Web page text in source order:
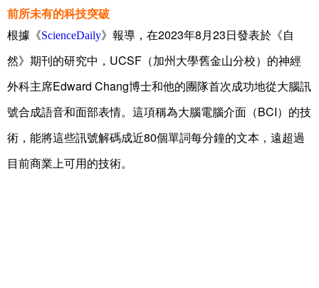
前所未有的科技突破
根據《ScienceDaily》報導，在2023年8 月 23 日發表於《自
然》期刊的研究中， UCSF （加州大學舊金山分校）的神經
外科主席Edward Chang博士和他的團隊首次成功地從大腦訊
號合成語音和面部表情。這項稱為大腦電腦介面（BCI）的技
術，能將這些訊號解碼成近80個單詞每分鐘的文本，遠超過
目前商業上可用的技術。